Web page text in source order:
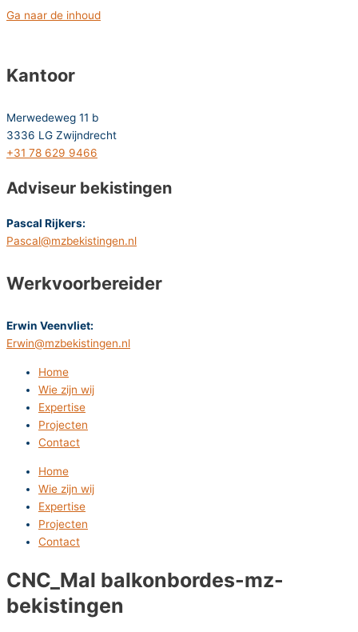
Ga naar de inhoud
Kantoor
Merwedeweg 11 b
3336 LG Zwijndrecht
+31 78 629 9466
Adviseur bekistingen
Pascal Rijkers:
Pascal@mzbekistingen.nl
Werkvoorbereider
Erwin Veenvliet:
Erwin@mzbekistingen.nl
Home
Wie zijn wij
Expertise
Projecten
Contact
Home
Wie zijn wij
Expertise
Projecten
Contact
CNC_Mal balkonbordes-mz-
bekistingen